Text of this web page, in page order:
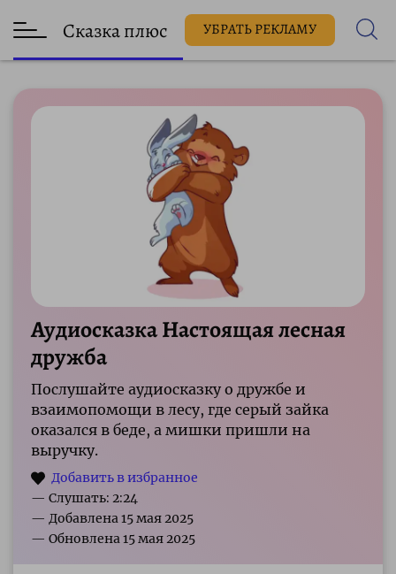
Сказка плюс УБРАТЬ РЕКЛАМУ
Аудиосказка Настоящая лесная
дружба
Послушайте аудиосказку о дружбе и
взаимопомощи в лесу, где серый зайка
оказался в беде, а мишки пришли на
выручку.
— Слушать: 2:24